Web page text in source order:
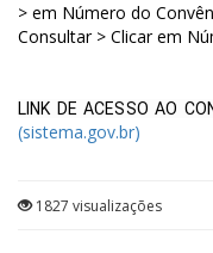
> em Número do
Consultar > Clicar em
LINK DE ACESSO AO
(sistema.gov.br)
1827 visualizações